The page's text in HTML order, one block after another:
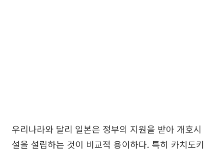
우리나라와 달리 일본은 정부의 지원을 받아 개호시
설을 설립하는 것이 비교적 용이하다. 특히 카치도키